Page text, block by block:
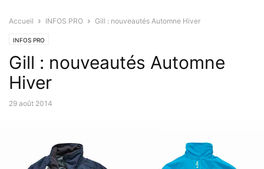
Accueil INFOS PRO Gill : nouveautés Automne Hiver
INFOS PRO
Gill : nouveautés Automne
Hiver
29 août 2014